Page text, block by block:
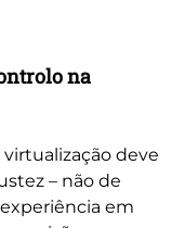
na
deve
– não de
em